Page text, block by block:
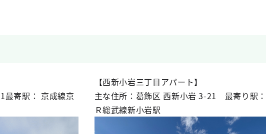
寄駅： 京成線京
【西新小岩三丁目アパート】
主な住所：葛飾区 西新小岩 3-21 最寄り駅
Ｒ総武線新小岩駅